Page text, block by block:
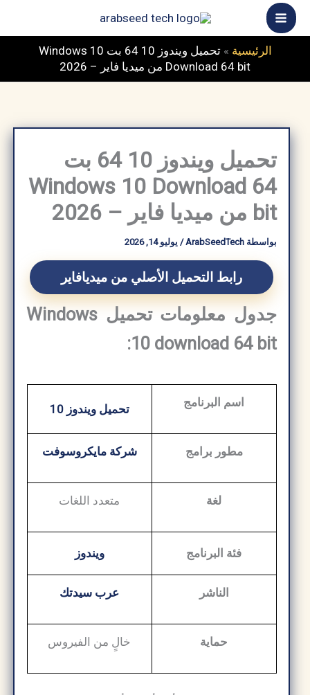
الرئيسية»
تحميل ويندوز 10 64 بت Windows 10
Download 64 bit من ميديا ​​فاير – 2026
تحميل ويندوز 10 64 بت
Windows 10 Download 64
bit من ميديا ​​فاير – 2026
بواسطة ArabSeedTech
/يوليو 14, 2026
رابط التحميل الأصلي من ميديافاير
جدول معلومات تحميل Windows
10 download 64 bit:
اسم البرنامج تحميل ويندوز 10
مطور برامج شركة مايكروسوفت
لغة متعدد اللغات
فئة البرنامج ويندوز
الناشر عرب سيدتك
حماية خالٍ من الفيروس